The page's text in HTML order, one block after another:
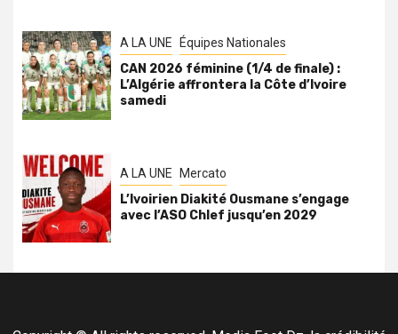
A LA UNE Équipes Nationales
CAN 2026 féminine (1/4 de finale) :
L’Algérie affrontera la Côte d’Ivoire
samedi
A LA UNE Mercato
L’Ivoirien Diakité Ousmane s’engage
avec l’ASO Chlef jusqu’en 2029